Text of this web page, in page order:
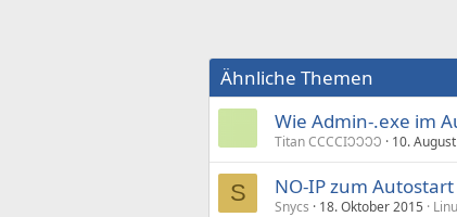
Ähnliche Themen
Wie Admin-.exe im
Titan CCCCIↃↃↃↃ 10.
S NO-IP zum
Snycs 18. Oktober 2015